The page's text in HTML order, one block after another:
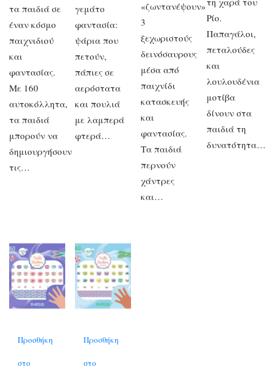
τα παιδιά σε
έναν κόσμο
παιχνιδιού
και
φαντασίας.
Με 160
αυτοκόλλητα,
τα παιδιά
μπορούν να
δημιουργήσουν
τις…
γεμάτο
φαντασία:
ψάρια που
πετούν,
πάπιες σε
αερόστατα
και πουλιά
με λαμπερά
φτερά…
«ζωντανέψουν»
3
ξεχωριστούς
δεινόσαυρους
μέσα από
παιχνίδι
κατασκευής
και
φαντασίας.
Τα παιδιά
περνούν
χάντρες
και…
Ρίο.
Παπαγάλοι,
πεταλούδες
και
λουλουδένια
μοτίβα
δίνουν στα
παιδιά τη
δυνατότητα…
Προσθήκη
στο
Προσθήκη
στο